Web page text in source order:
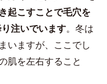
起こすことで毛穴を
注いでいます。冬は
いますが、ここでし
肌を左右すること